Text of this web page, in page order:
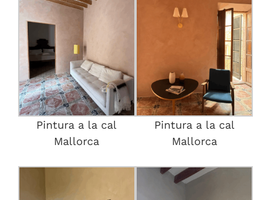
Pintura a la cal
Mallorca
Pintura a la cal
Mallorca